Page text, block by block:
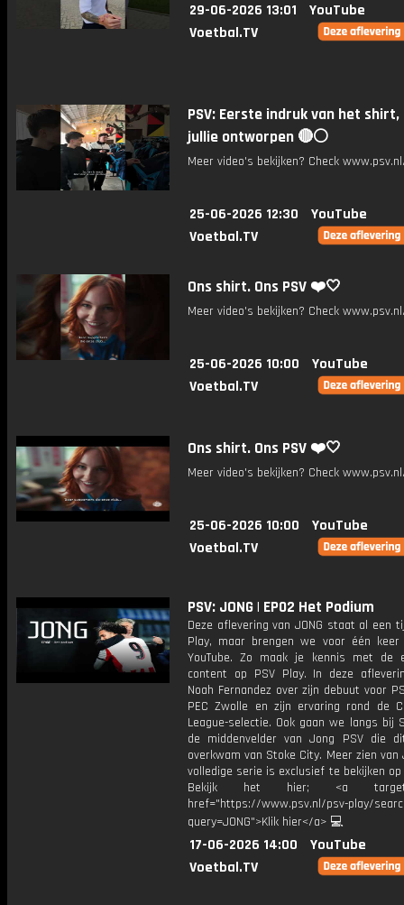
29-06-2026 13:01
YouTube
Voetbal.TV
PSV: Eerste indruk van het
jullie ontworpen 🔴⚪️
Meer video's bekijken? Check
25-06-2026 12:30
YouTube
Voetbal.TV
Ons shirt. Ons PSV ❤️🤍
Meer video's bekijken? Check
25-06-2026 10:00
YouTube
Voetbal.TV
Ons shirt. Ons PSV ❤️🤍
Meer video's bekijken? Check
25-06-2026 10:00
YouTube
Voetbal.TV
PSV: JONG | EP02 Het Podium
Deze aflevering van JONG staat al een
Play, maar brengen we voor één
YouTube. Zo maak je kennis met de
content op PSV Play. In deze
Noah Fernandez over zijn debuut voor
PEC Zwolle en zijn ervaring rond de
League-selectie. Ook gaan we langs bij
de middenvelder van Jong PSV die
overkwam van Stoke City. Meer zien van
volledige serie is exclusief te bekijken op
Bekijk het hier; <a
href="https://www.psv.nl/psv-play/
query=JONG">Klik hier</a> 💻
17-06-2026 14:00
YouTube
Voetbal.TV